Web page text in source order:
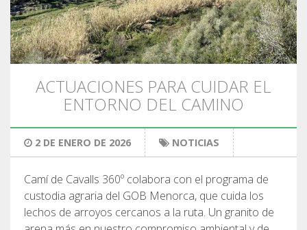
ACTUACIONES PARA CUIDAR EL
ENTORNO DEL CAMINO
2 DE ENERO DE 2026 NOTICIAS
Camí de Cavalls 360º colabora con el programa de
custodia agraria del GOB Menorca, que cuida los
lechos de arroyos cercanos a la ruta. Un granito de